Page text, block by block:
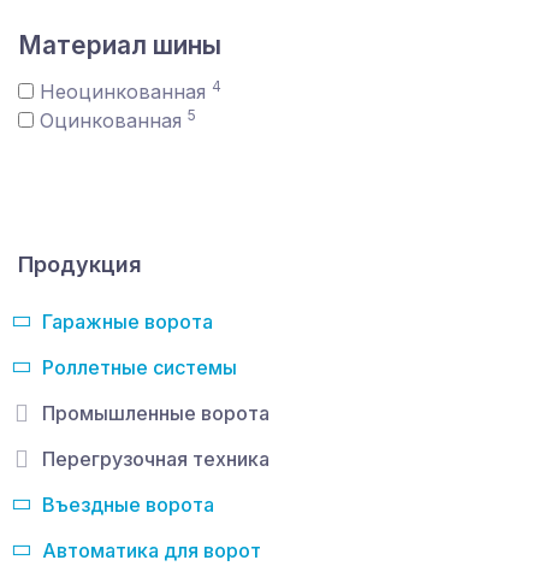
Материал шины
Неоцинкованная 4
Оцинкованная 5
Продукция
Гаражные ворота
Роллетные системы
Промышленные ворота
Перегрузочная техника
Въездные ворота
Автоматика для ворот